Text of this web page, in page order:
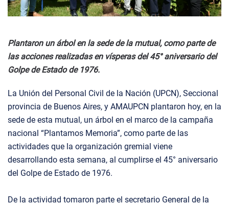
Plantaron un árbol en la sede de la mutual, como parte de
las acciones realizadas en vísperas del 45° aniversario del
Golpe de Estado de 1976.
La Unión del Personal Civil de la Nación (UPCN), Seccional
provincia de Buenos Aires, y AMAUPCN plantaron hoy, en la
sede de esta mutual, un árbol en el marco de la campaña
nacional “Plantamos Memoria”, como parte de las
actividades que la organización gremial viene
desarrollando esta semana, al cumplirse el 45° aniversario
del Golpe de Estado de 1976.
De la actividad tomaron parte el secretario General de la